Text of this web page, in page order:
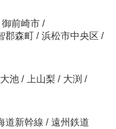
御前崎市 /
郡森町 / 浜松市中央区 /
大池 / 上山梨 / 大渕 /
道新幹線 / 遠州鉄道